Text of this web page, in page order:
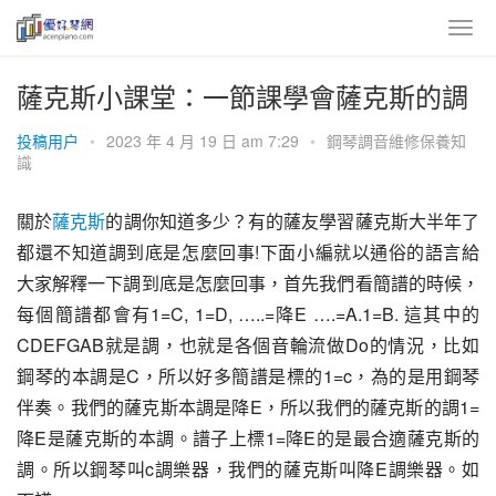
薩克斯小課堂：一節課學會薩克斯的調
投稿用户 • 2023 年 4 月 19 日 am 7:29 • 鋼琴調音維修保養知
識
關於薩克斯的調你知道多少？有的薩友學習薩克斯大半年了
都還不知道調到底是怎麼回事!下面小編就以通俗的語言給
大家解釋一下調到底是怎麼回事，首先我們看簡譜的時候，
每個簡譜都會有1=C, 1=D, …..=降E ….=A.1=B. 這其中的
CDEFGAB就是調，也就是各個音輪流做Do的情況，比如
鋼琴的本調是C，所以好多簡譜是標的1=c，為的是用鋼琴
伴奏。我們的薩克斯本調是降E，所以我們的薩克斯的調1=
降E是薩克斯的本調。譜子上標1=降E的是最合適薩克斯的
調。所以鋼琴叫c調樂器，我們的薩克斯叫降E調樂器。如